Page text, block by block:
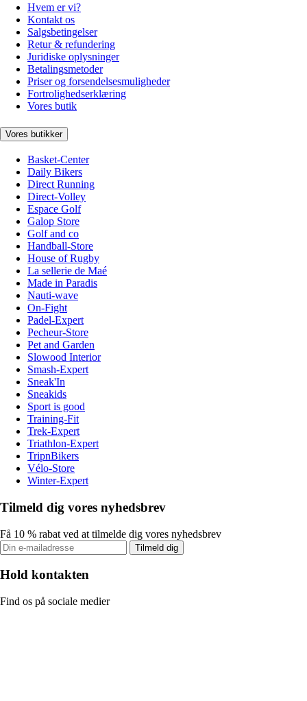
Hvem er vi?
Kontakt os
Salgsbetingelser
Retur & refundering
Juridiske oplysninger
Betalingsmetoder
Priser og forsendelsesmuligheder
Fortrolighedserklæring
Vores butik
Vores butikker
Basket-Center
Daily Bikers
Direct Running
Direct-Volley
Espace Golf
Galop Store
Golf and co
Handball-Store
House of Rugby
La sellerie de Maé
Made in Paradis
Nauti-wave
On-Fight
Padel-Expert
Pecheur-Store
Pet and Garden
Slowood Interior
Smash-Expert
Sneak'In
Sneakids
Sport is good
Training-Fit
Trek-Expert
Triathlon-Expert
TripnBikers
Vélo-Store
Winter-Expert
Tilmeld dig vores nyhedsbrev
Få 10 % rabat ved at tilmelde dig vores nyhedsbrev
Tilmeld dig
Hold kontakten
Find os på sociale medier